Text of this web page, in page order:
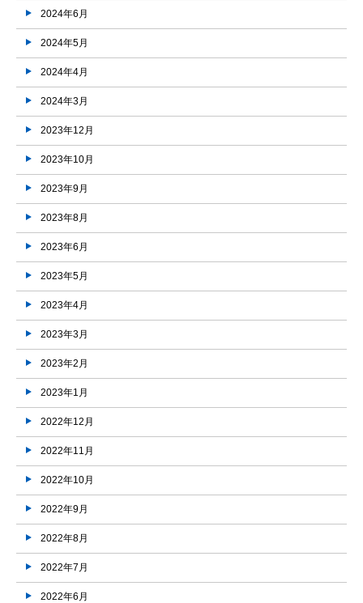
2024年6月
2024年5月
2024年4月
2024年3月
2023年12月
2023年10月
2023年9月
2023年8月
2023年6月
2023年5月
2023年4月
2023年3月
2023年2月
2023年1月
2022年12月
2022年11月
2022年10月
2022年9月
2022年8月
2022年7月
2022年6月